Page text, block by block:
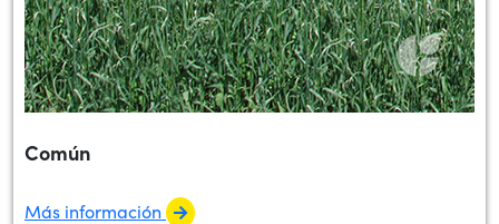
Común
Más información